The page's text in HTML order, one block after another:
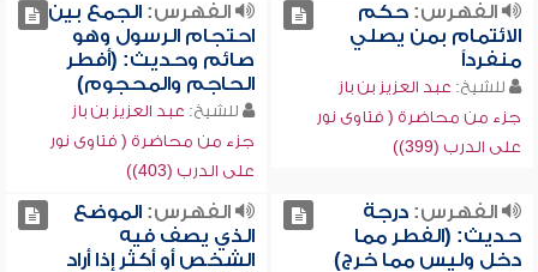
الفهرس:حكم
الائتمام بمن يصلي
منفرداً
للشيخ: عبد العزيز بن باز
جزء من محاضرة ( فتاوى نور
على الدرب (399))
الفهرس:الجمع بين
احتجام الرسول وهو
صائم وحديث: (أفطر
الحاجم والمحجوم)
للشيخ: عبد العزيز بن باز
جزء من محاضرة ( فتاوى نور
على الدرب (403))
الفهرس:درجة
حديث: (الفطر مما
دخل وليس مما خرج)
الفهرس:الموضع
الذي يصف فيه
الشخص أو أكثر إذا أراد